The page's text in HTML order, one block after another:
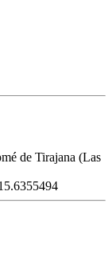
de Tirajana (Las